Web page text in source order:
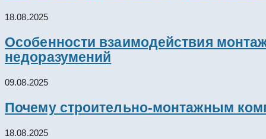
18.08.2025
Особенности взаимодействия
недоразумений
09.08.2025
Почему строительно-монтажным
18.08.2025